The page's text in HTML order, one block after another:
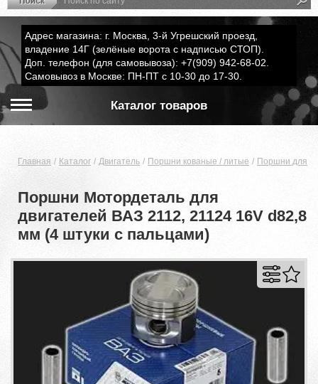
Адрес магазина: г. Москва, 3-й Угрешский проезд,
владение 14Г (зелёные ворота с надписью СТОП).
Доп. телефон (для самовывоза): +7(909) 942-68-02.
Самовывоз в Москве: ПН-ПТ с 10-30 до 17-30.
Каталог товаров
Главная Каталог Двигатель Поршни кованые / литые Поршни для
Поршни Мотордеталь для
двигателей ВАЗ 2112, 21124 16V d82,8
мм (4 штуки с пальцами)